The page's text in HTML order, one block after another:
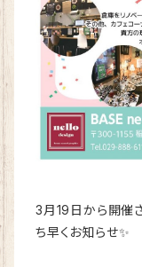
3月19日から開催
ち早くお知らせ✨